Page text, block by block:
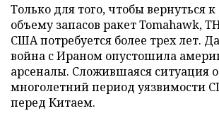
Только для того, чтобы вернуться
объему запасов ракет Tomahawk,
США потребуется более трех лет.
война с Ираном опустошила
арсеналы. Сложившаяся ситуация
многолетний период уязвимости
перед Китаем.